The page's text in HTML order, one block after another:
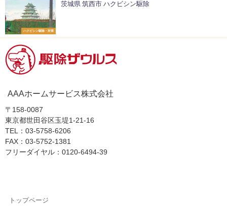
ハクビシン駆除・対策
茨城県 筑西市 ハクビシン駆除
AAAホームサービス株式会社
〒158-0087
東京都世田谷区玉堤1-21-16
TEL：03-5758-6206
FAX：03-5752-1381
フリーダイヤル：0120-6494-39
トップページ